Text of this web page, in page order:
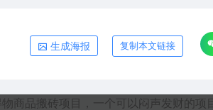
生成海报 复制本文链接